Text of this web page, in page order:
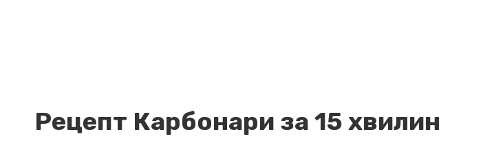
Рецепт Карбонари за 15 хвилин